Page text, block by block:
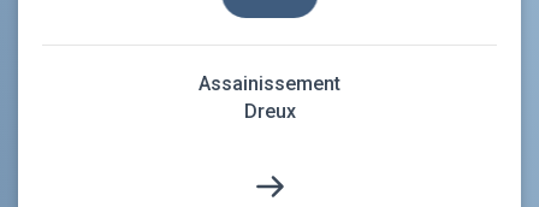
Assainissement
Dreux